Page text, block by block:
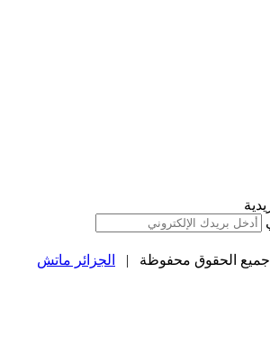
الجزائر ماتش